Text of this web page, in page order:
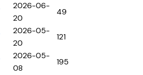
2026-06-
20
49
2026-05-
20
121
2026-05-
08
195